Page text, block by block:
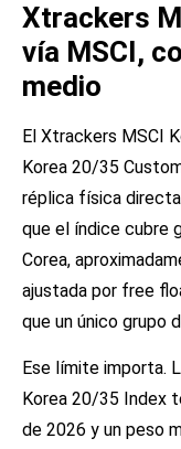
Xtrackers
vía MSCI,
medio
El Xtrackers MSCI
Korea 20/35
réplica física
que el índice cubre
Corea,
ajustada por free
que un único grupo
Ese límite importa.
Korea 20/35 Index
de 2026 y un peso